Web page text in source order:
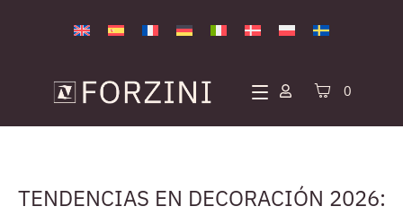
0
TENDENCIAS EN DECORACIÓN 2026: